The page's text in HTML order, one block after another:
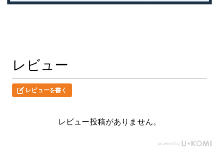
レビュー
レビューを書く
レビュー投稿がありません。